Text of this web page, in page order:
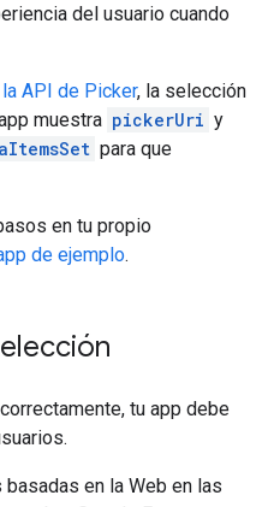
del usuario cuando
API de Picker, la selección
muestra pickerUri y
para que
en tu propio
de ejemplo.
tu app debe
en la Web en las